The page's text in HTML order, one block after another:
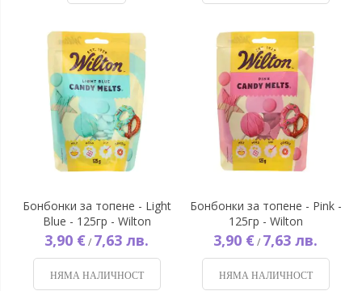
Бонбонки за топене - Light
Blue - 125гр - Wilton
3,90 € / 7,63 лв.
НЯМА НАЛИЧНОСТ
Бонбонки за топене - Pink -
125гр - Wilton
3,90 € / 7,63 лв.
НЯМА НАЛИЧНОСТ